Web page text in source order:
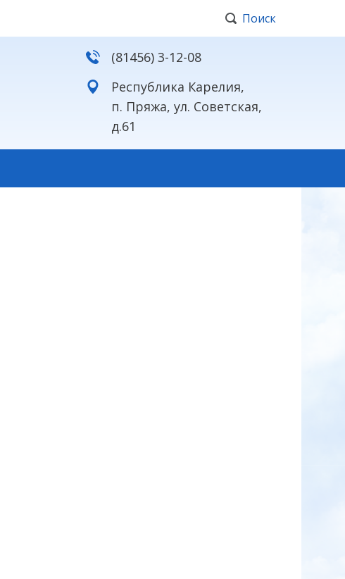
Поиск
(81456) 3-12-08
Республика Карелия,
п. Пряжа, ул. Советская,
д.61